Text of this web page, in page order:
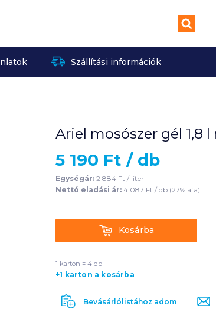
Keresés
Szállítási információk
Ariel mosószer gél 1,8
5 190 Ft / db
Egységár: 2 884 Ft / liter
Nettó eladási ár: 4 087 Ft / db (27% áfa)
KosárbaKosárba
1 karton = 4 db
+1 karton a kosárba
Bevásárlólistához adom